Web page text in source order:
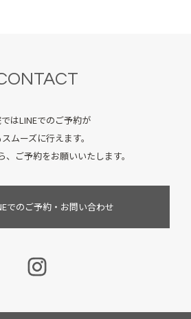
はLINEでのご予約が
ムーズに行えます。
、ご予約をお願いいたします。
でのご予約・お問い合わせ